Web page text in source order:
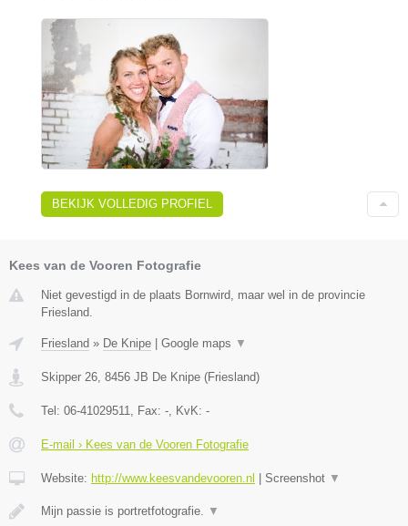
BEKIJK VOLLEDIG PROFIEL
Kees van de Vooren Fotografie
Niet gevestigd in de plaats Bornwird, maar wel in de provincie
Friesland.
Friesland » De Knipe Google maps ▼
Skipper 26, 8456 JB De Knipe (Friesland)
Tel: 06-41029511, Fax: -, KvK: -
E-mail › Kees van de Vooren Fotografie
Website: http://www.keesvandevooren.nl Screenshot ▼
Mijn passie is portretfotografie. ▼